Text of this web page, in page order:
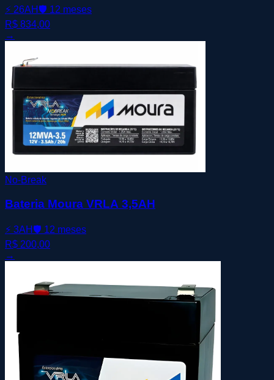
⚡ 26AH 🛡️ 12 meses
R$ 834,00
→
No-Break
Bateria Moura VRLA 3,5AH
⚡ 3AH 🛡️ 12 meses
R$ 200,00
→